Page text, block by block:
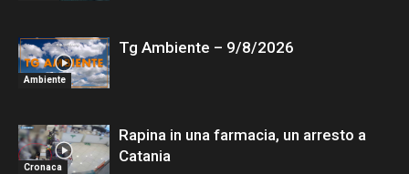
Ambiente
Tg Ambiente – 9/8/2026
Cronaca
Rapina in una farmacia, un arresto a
Catania